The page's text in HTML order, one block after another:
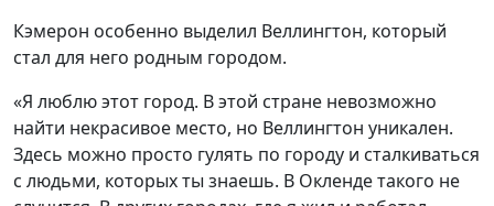
Кэмерон особенно выделил Веллингтон, который
стал для него родным городом.
«Я люблю этот город. В этой стране невозможно
найти некрасивое место, но Веллингтон уникален.
Здесь можно просто гулять по городу и сталкиваться
с людьми, которых ты знаешь. В Окленде такого не